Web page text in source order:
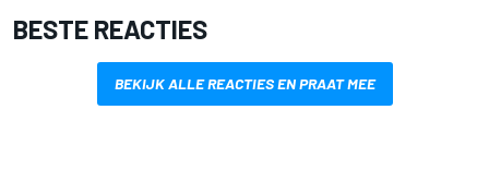
BESTE REACTIES
BEKIJK ALLE REACTIES EN PRAAT MEE